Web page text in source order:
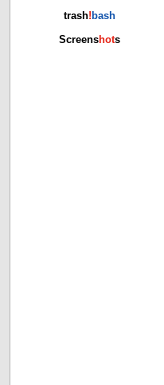
trash! bash
Screenshots